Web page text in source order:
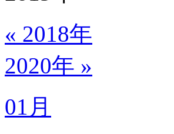
« 2018年
2020年 »
01月